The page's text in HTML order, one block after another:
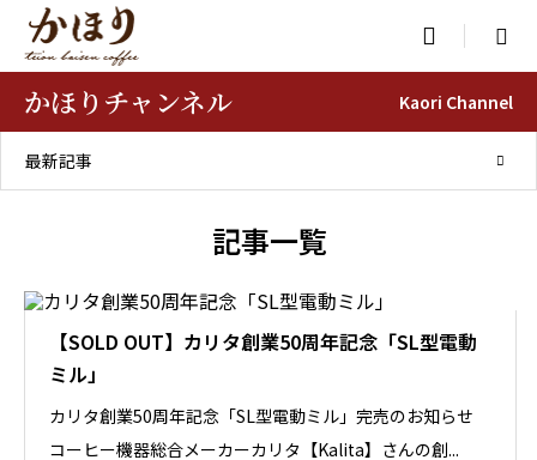

かほりチャンネル Kaori Channel
最新記事
記事一覧
【SOLD OUT】カリタ創業50周年記念「SL型電動
ミル」
カリタ創業50周年記念「SL型電動ミル」完売のお知らせ
コーヒー機器総合メーカーカリタ【Kalita】さんの創...